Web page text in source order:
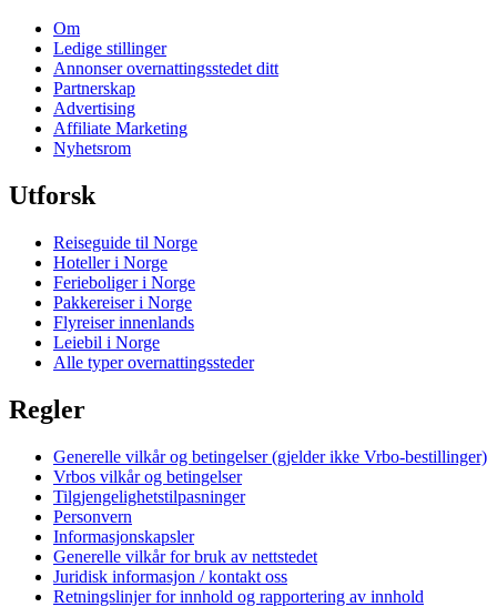
Om
Ledige stillinger
Annonser overnattingsstedet ditt
Partnerskap
Advertising
Affiliate Marketing
Nyhetsrom
Utforsk
Reiseguide til Norge
Hoteller i Norge
Ferieboliger i Norge
Pakkereiser i Norge
Flyreiser innenlands
Leiebil i Norge
Alle typer overnattingssteder
Regler
Generelle vilkår og betingelser (gjelder ikke Vrbo-bestillinger)
Vrbos vilkår og betingelser
Tilgjengelighetstilpasninger
Personvern
Informasjonskapsler
Generelle vilkår for bruk av nettstedet
Juridisk informasjon / kontakt oss
Retningslinjer for innhold og rapportering av innhold